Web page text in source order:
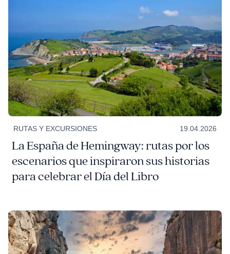
RUTAS Y EXCURSIONES 19.04.2026
La España de Hemingway: rutas por los
escenarios que inspiraron sus historias
para celebrar el Día del Libro